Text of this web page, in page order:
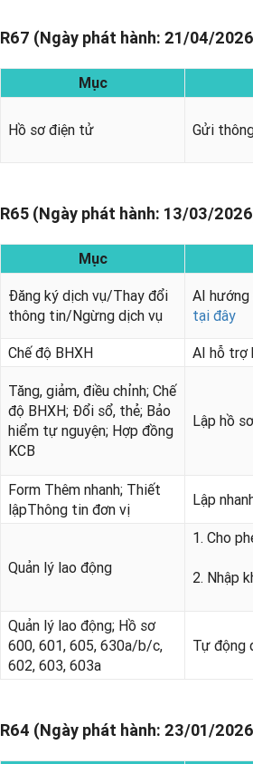
R67 (Ngày phát hành: 21/04/
Mục
Hồ sơ điện tử Gửi
R65 (Ngày phát hành: 13/03/
Mục
Đăng ký dịch vụ/Thay đổi
thông tin/Ngừng dịch vụ
AI
tại đây
Chế độ BHXH AI hỗ trợ
Tăng, giảm, điều chỉnh; Chế
độ BHXH; Đổi sổ, thẻ; Bảo
hiểm tự nguyện; Hợp đồng
KCB
Lập hồ
Form Thêm nhanh; Thiết
lậpThông tin đơn vị
Lập
Quản lý lao động
1. Cho
2. Nhập
Quản lý lao động; Hồ sơ
600, 601, 605, 630a/b/c,
602, 603, 603a
Tự động
R64 (Ngày phát hành: 23/01/